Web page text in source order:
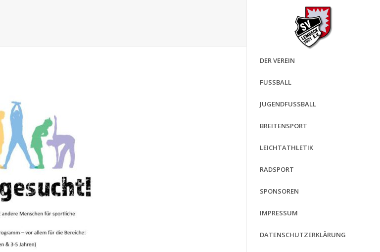
DER VEREIN
FUSSBALL
JUGENDFUSSBALL
BREITENSPORT
LEICHTATHLETIK
RADSPORT
SPONSOREN
IMPRESSUM
DATENSCHUTZERKLÄRUNG